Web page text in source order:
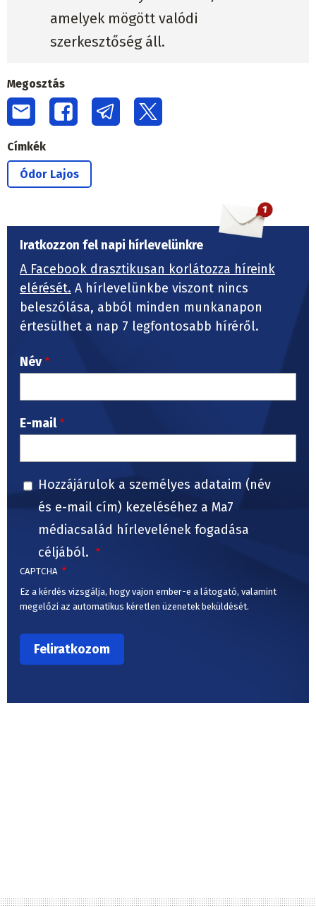
amelyek mögött valódi
szerkesztőség áll.
Megosztás
Címkék
Ódor Lajos
Iratkozzon fel napi hírlevelünkre
A Facebook drasztikusan korlátozza híreink
elérését. A hírlevelünkbe viszont nincs
beleszólása, abból minden munkanapon
értesülhet a nap 7 legfontosabb híréről.
Név
E-mail
Hozzájárulok a személyes adataim (név
és e-mail cím) kezeléséhez a Ma7
médiacsalád hírlevelének fogadása
céljából.
CAPTCHA
Ez a kérdés vizsgálja, hogy vajon ember-e a látogató, valamint
megelőzi az automatikus kéretlen üzenetek beküldését.